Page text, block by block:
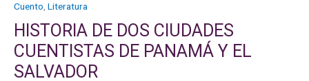
Cuento, Literatura
HISTORIA DE DOS CIUDADES
CUENTISTAS DE PANAMÁ Y EL
SALVADOR